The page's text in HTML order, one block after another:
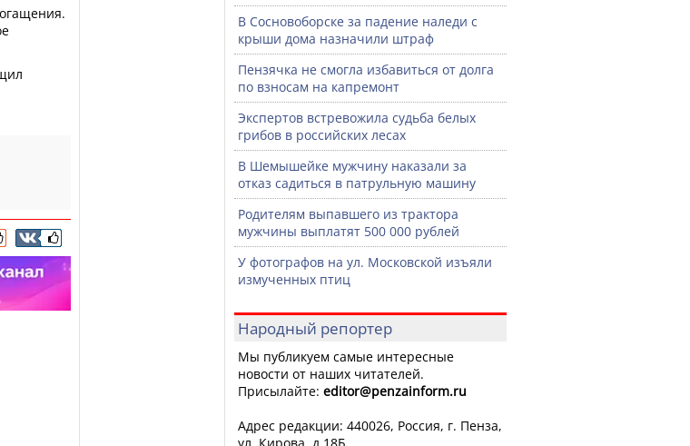
В Сосновоборске за падение наледи с
крыши дома назначили штраф
Пензячка не смогла избавиться от долга
по взносам на капремонт
Экспертов встревожила судьба белых
грибов в российских лесах
В Шемышейке мужчину наказали за
отказ садиться в патрульную машину
Родителям выпавшего из трактора
мужчины выплатят 500 000 рублей
У фотографов на ул. Московской изъяли
измученных птиц
Народный репортер
Мы публикуем самые интересные
новости от наших читателей.
Присылайте: editor@penzainform.ru
Адрес редакции: 440026, Россия, г. Пенза,